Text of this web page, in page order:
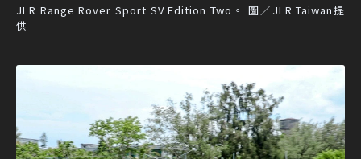
JLR Range Rover Sport SV Edition Two。 圖／JLR Taiwan提
供